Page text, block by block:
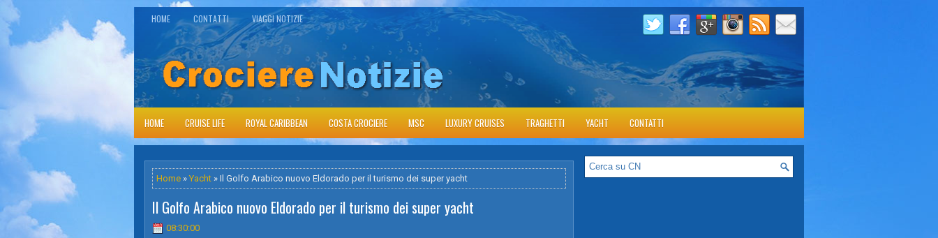
HOME CONTATTI VIAGGI NOTIZIE
HOME CRUISE LIFE ROYAL CARIBBEAN COSTA CROCIERE MSC LUXURY CRUISES TRAGHETTI YACHT CONTATTI
Home » Yacht » Il Golfo Arabico nuovo Eldorado per il turismo dei super yacht
Il Golfo Arabico nuovo Eldorado per il turismo dei super yacht
08:30:00